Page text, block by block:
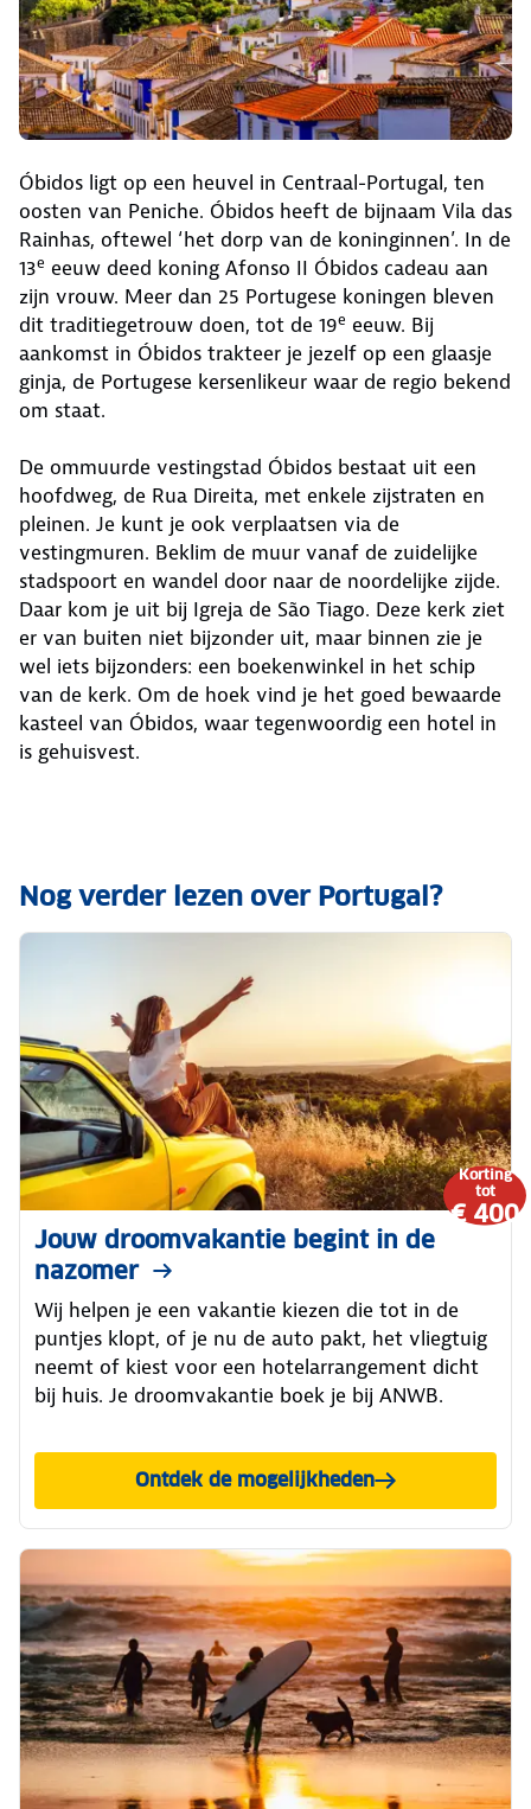
Óbidos ligt op een heuvel in Centraal-Portugal, ten
oosten van Peniche. Óbidos heeft de bijnaam Vila das
Rainhas, oftewel ‘het dorp van de koninginnen’. In de
13e eeuw deed koning Afonso II Óbidos cadeau aan
zijn vrouw. Meer dan 25 Portugese koningen bleven
dit traditiegetrouw doen, tot de 19e eeuw. Bij
aankomst in Óbidos trakteer je jezelf op een glaasje
ginja, de Portugese kersenlikeur waar de regio bekend
om staat.
De ommuurde vestingstad Óbidos bestaat uit een
hoofdweg, de Rua Direita, met enkele zijstraten en
pleinen. Je kunt je ook verplaatsen via de
vestingmuren. Beklim de muur vanaf de zuidelijke
stadspoort en wandel door naar de noordelijke zijde.
Daar kom je uit bij Igreja de São Tiago. Deze kerk ziet
er van buiten niet bijzonder uit, maar binnen zie je
wel iets bijzonders: een boekenwinkel in het schip
van de kerk. Om de hoek vind je het goed bewaarde
kasteel van Óbidos, waar tegenwoordig een hotel in
is gehuisvest.
Nog verder lezen over Portugal?
Korting
tot
€ 400
Jouw droomvakantie begint in de
nazomer
Wij helpen je een vakantie kiezen die tot in de
puntjes klopt, of je nu de auto pakt, het vliegtuig
neemt of kiest voor een hotelarrangement dicht
bij huis. Je droomvakantie boek je bij ANWB.
Ontdek de mogelijkheden